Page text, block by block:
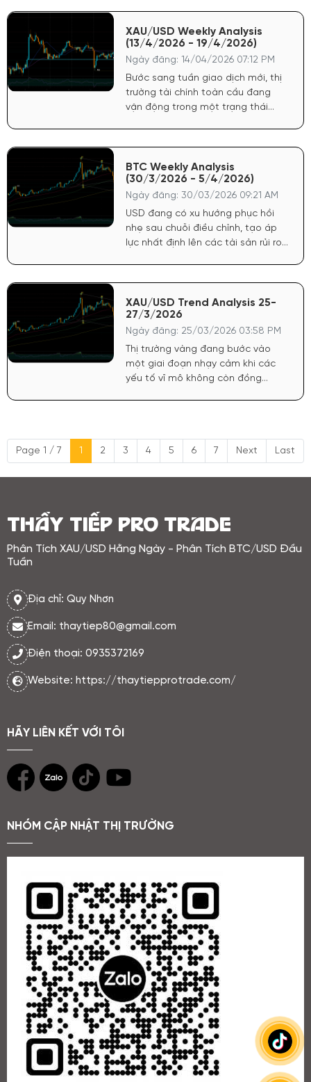
Chứng khoán Mỹ duy trì đà tích
cực, phản ánh kỳ vọng kinh tế ổn
định, qua đó hỗ trợ tâm lý cho
Bitcoin.
XAU/USD Weekly Analysis
(13/4/2026 - 19/4/2026)
Ngày đăng: 14/04/2026 07:12 PM
Bước sang tuần giao dịch mới, thị
trường tài chính toàn cầu đang
vận động trong một trạng thái
giai đoạn trước. Đồng USD, sau
chuỗi tăng mạnh nhờ lợi suất cao
và kỳ vọng chính sách cứng rắn từ
FED, hiện đã có dấu hiệu chững lại,
tạo ra khoảng trống cho các tài
sản trú ẩn như vàng hồi phục.
BTC Weekly Analysis
(30/3/2026 - 5/4/2026)
Ngày đăng: 30/03/2026 09:21 AM
USD đang có xu hướng phục hồi
nhẹ sau chuỗi điều chỉnh, tạo áp
lực nhất định lên các tài sản rủi ro
mạnh, nên dòng tiền đầu cơ vẫn
còn hiện diện. Chứng khoán Mỹ
duy trì trạng thái giằng co, chưa có
xu hướng rõ ràng, phản ánh tâm lý
thận trọng của dòng tiền lớn
XAU/USD Trend Analysis 25-
27/3/2026
Ngày đăng: 25/03/2026 03:58 PM
Thị trường vàng đang bước vào
một giai đoạn nhạy cảm khi các
yếu tố vĩ mô không còn đồng
trữ Liên bang Mỹ (FED) chưa phát đi
tín hiệu rõ ràng về việc hạ lãi suất.
Chính điều này khiến vàng gặp áp
lực trung hạn, bởi chi phí cơ hội
Page 1 / 7 1 2 3 4 5 6 7 Next Last
THẦY TIẾP PRO TRADE
Phân Tích XAU/USD Hằng Ngày - Phân Tích BTC/USD Đầu
Tuần
Địa chỉ: Quy Nhơn
Email: thaytiep80@gmail.com
Điện thoại: 0935372169
Website: https://thaytiepprotrade.com/
HÃY LIÊN KẾT VỚI TÔI
NHÓM CẬP NHẬT THỊ TRƯỜNG